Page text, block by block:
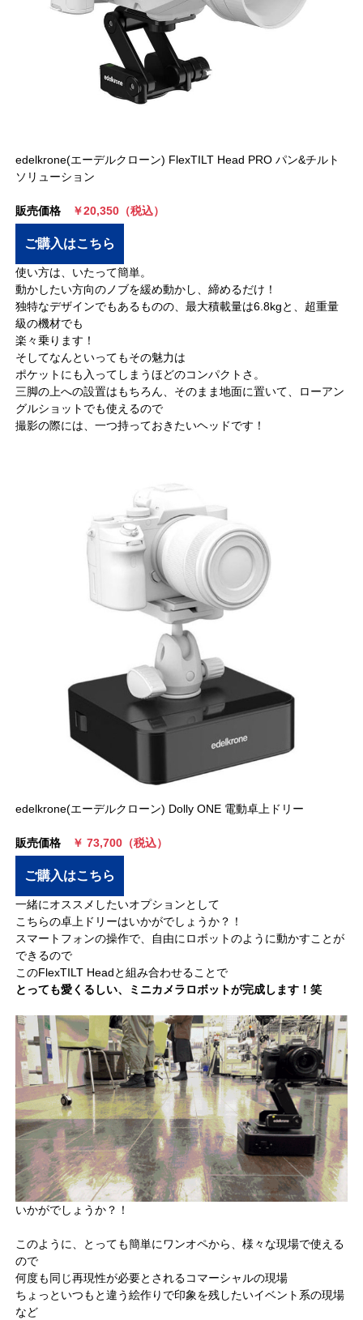
edelkrone(エーデルクローン) FlexTILT Head PRO パン&チルト
ソリューション
販売価格 ￥20,350（税込）
ご購入はこちら
使い方は、いたって簡単。
動かしたい方向のノブを緩め動かし、締めるだけ！
独特なデザインでもあるものの、最大積載量は6.8kgと、超重量
級の機材でも
楽々乗ります！
そしてなんといってもその魅力は
ポケットにも入ってしまうほどのコンパクトさ。
三脚の上への設置はもちろん、そのまま地面に置いて、ローアン
グルショットでも使えるので
撮影の際には、一つ持っておきたいヘッドです！
edelkrone(エーデルクローン) Dolly ONE 電動卓上ドリー
販売価格 ￥ 73,700（税込）
ご購入はこちら
一緒にオススメしたいオプションとして
こちらの卓上ドリーはいかがでしょうか？！
スマートフォンの操作で、自由にロボットのように動かすことが
できるので
このFlexTILT Headと組み合わせることで
とっても愛くるしい、ミニカメラロボットが完成します！笑
いかがでしょうか？！
このように、とっても簡単にワンオペから、様々な現場で使える
ので
何度も同じ再現性が必要とされるコマーシャルの現場
ちょっといつもと違う絵作りで印象を残したいイベント系の現場
など